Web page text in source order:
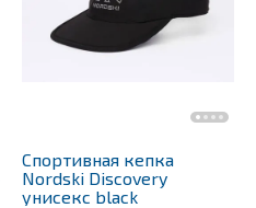
Спортивная кепка
Nordski Discovery
унисекс black